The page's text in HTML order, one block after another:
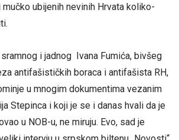
ubijenih nevinih Hrvata koliko-
i jadnog Ivana Fumića, bivšeg
antifašističkih boraca i antifašista RH,
u mnogim dokumentima vezanim
Stepinca i koji je se i danas hvali da je
u NOB-u, ne miruju. Evo, sad je